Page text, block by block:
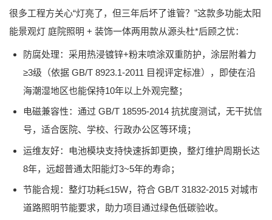
很多工程方关心“灯亮了，但三年后坏了谁管？”这款多功能太阳
能景观灯 庭院照明 + 装饰一体两用款从源头杜*后顾之忧：
防腐处理：采用热浸镀锌+粉末喷涂双重防护，涂层附着力
≥3级（依据 GB/T 8923.1-2011 目视评定标准），即使在沿
海潮湿地区也能保持10年以上外观完整；
电磁兼容性：通过 GB/T 18595-2014抗扰度测试，无干扰信
号，适合医院、学校、行政办公区等环境；
运维友好：电池模块支持快速拆卸更换，整灯维护周期长达
8年，远超普通太阳能灯3~5年的寿命；
节能合规：整灯功耗≤15W，符合 GB/T 31832-2015对城市
道路照明节能要求，助力项目通过绿色低碳验收。